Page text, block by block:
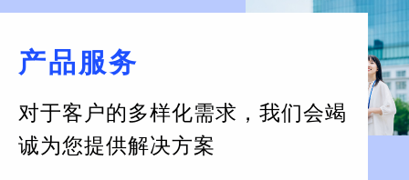
产品服务
对于客户的多样化需求， 我们会竭
诚为您提供解决方案